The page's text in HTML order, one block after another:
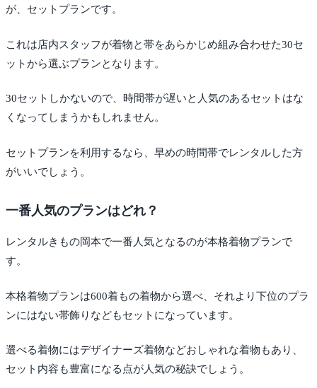
が、セットプランです。
これは店内スタッフが着物と帯をあらかじめ組み合わせた30セ
ットから選ぶプランとなります。
30セットしかないので、時間帯が遅いと人気のあるセットはな
くなってしまうかもしれません。
セットプランを利用するなら、早めの時間帯でレンタルした方
がいいでしょう。
一番人気のプランはどれ？
レンタルきもの岡本で一番人気となるのが本格着物プランで
す。
本格着物プランは600着もの着物から選べ、それより下位のプラ
ンにはない帯飾りなどもセットになっています。
選べる着物にはデザイナーズ着物などおしゃれな着物もあり、
セット内容も豊富になる点が人気の秘訣でしょう。